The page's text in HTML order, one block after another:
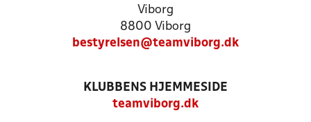
Viborg
8800 Viborg
bestyrelsen@teamviborg.dk
KLUBBENS HJEMMESIDE
teamviborg.dk